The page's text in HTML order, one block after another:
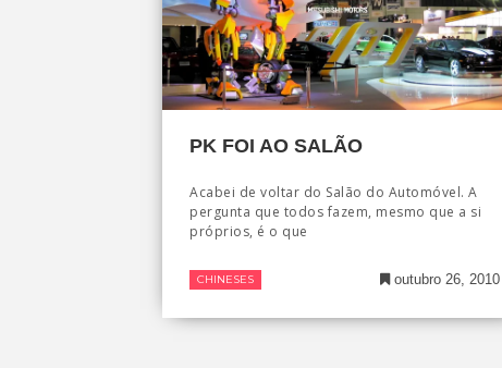
PK FOI AO SALÃO
Acabei de voltar do Salão do Automóvel. A
pergunta que todos fazem, mesmo que a si
próprios, é o que
CHINESES outubro 26, 2010